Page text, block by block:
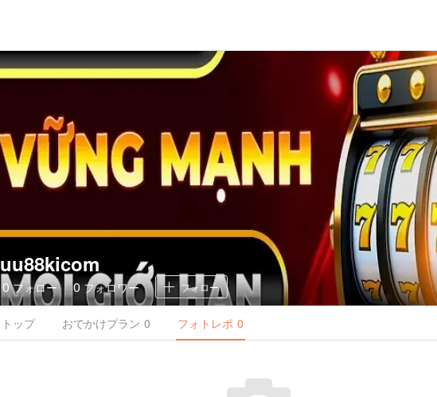
uu88kicom
0フォロー 0フォロワー フォロー
トップ おでかけプラン 0 フォトレポ 0